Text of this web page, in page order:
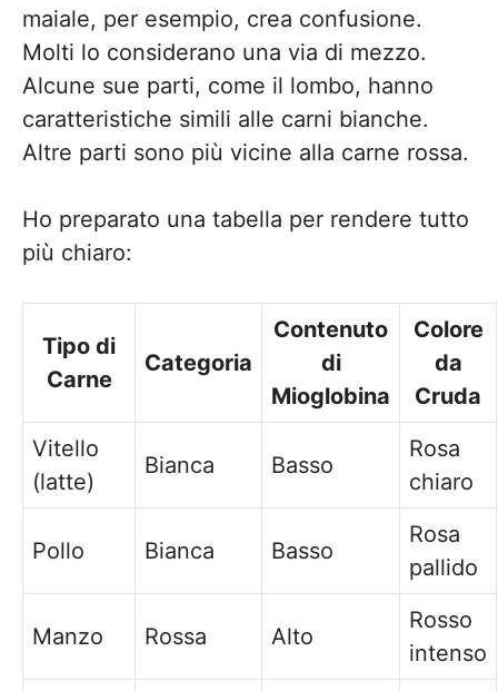
maiale, per esempio, crea confusione.
Molti lo considerano una via di mezzo.
Alcune sue parti, come il lombo, hanno
caratteristiche simili alle carni bianche.
Altre parti sono più vicine alla carne rossa.
Ho preparato una tabella per rendere tutto
più chiaro:
Tipo di
Carne
Categoria
Contenuto
di
Mioglobina
Colore
da
Cruda
Vitello
(latte)
Bianca Basso
Rosa
chiaro
Pollo Bianca Basso
Rosa
pallido
Manzo Rossa Alto
Rosso
intenso